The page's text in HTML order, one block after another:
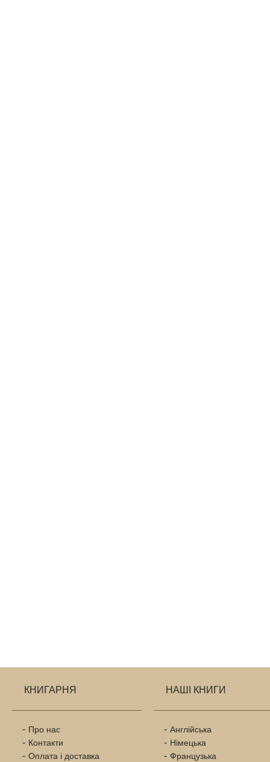
КНИГАРНЯ
Про нас
Контакти
Оплата і доставка
НАШІ КНИГИ
Англійська
Німецька
Французька